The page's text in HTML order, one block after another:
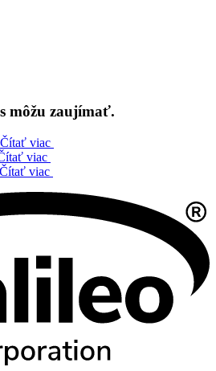
môžu zaujímať.
Čítať viac
viac
Čítať viac